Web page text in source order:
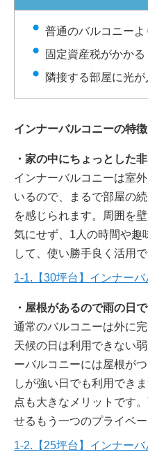
普通のバルコニー
固定資産税がかかる
隣接する部屋に光
インナーバルコニーの特
・家の中にちょっとした
インナーバルコニーは室
いるので、まるで部屋の
を感じられます。周囲を
気にせず、1人の時間や趣
して、使い勝手良く活用で
1-1.【30坪台】インナー
・屋根があるので雨の日
通常のバルコニーは外に
天候の日は利用できない
ーバルコニーには屋根が
しが強い日でも利用でき
点も大きなメリットです
せるもう一つのプライベー
1-2.【25坪台】インナー